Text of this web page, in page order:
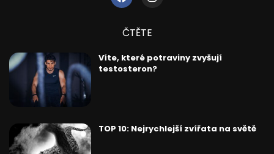
ČTĚTE
Víte, které potraviny zvyšují
testosteron?
TOP 10: Nejrychlejší zvířata na světě